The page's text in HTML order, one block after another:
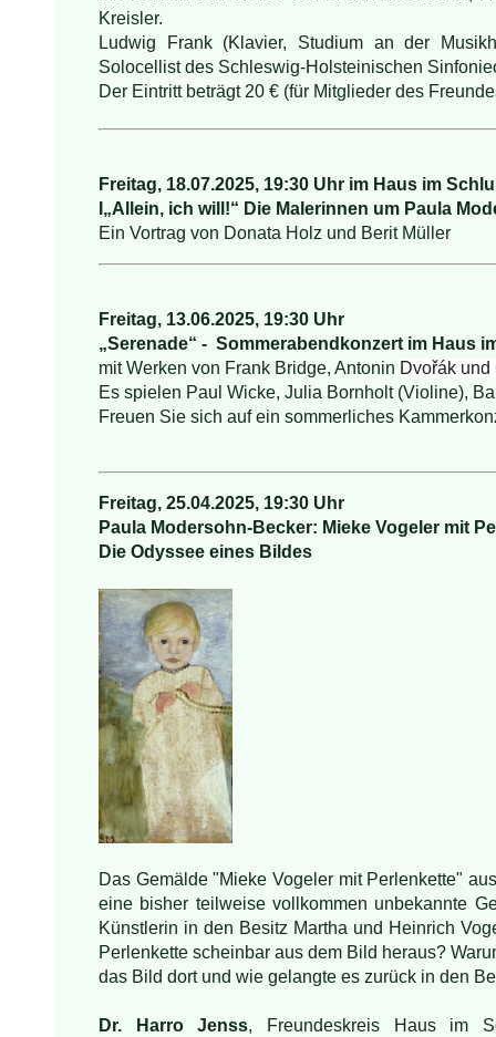
Kreisler.
Ludwig Frank (Klavier, Studium an der
Solocellist des Schleswig-Holsteinischen
Der Eintritt beträgt 20 € (für Mitglieder des
Freitag, 18.07.2025, 19:30 Uhr im Haus im
„Allein, ich will!“ Die Malerinnen um Paula
Ein Vortrag von Donata Holz und Berit Müller
Freitag, 13.06.2025, 19:30 Uhr
„Serenade“ - Sommerabendkonzert im Haus
mit Werken von Frank Bridge, Antonin Dvořák
Es spielen Paul Wicke, Julia Bornholt (Violine),
Freuen Sie sich auf ein sommerliches
Freitag, 25.04.2025, 19:30 Uhr
Paula Modersohn-Becker: Mieke Vogeler mit
Die Odyssee eines Bildes
Das Gemälde "Mieke Vogeler mit Perlenkette"
eine bisher teilweise vollkom­men unbekannte
Künstlerin in den Besitz Martha und Heinrich
Perlenkette scheinbar aus dem Bild heraus?
das Bild dort und wie gelangte es zurück in den
Dr. Harro Jenss, Freundeskreis Haus im